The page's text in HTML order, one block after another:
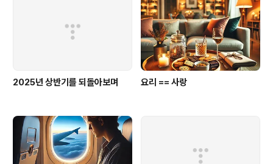
전에 고려해야하는 것이고, 두 번째는 플러터를 시작할 때
필요한 것들이고, 세 번째는 플러터와 관련된 좋은..
2025년 상반기를 되돌아보며 요리 == 사랑